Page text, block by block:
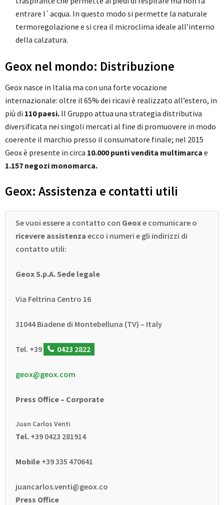
entrare l`acqua. In questo modo si permette la naturale
termoregolazione e si crea il microclima ideale all’interno
della calzatura.
Geox nel mondo: Distribuzione
Geox nasce in Italia ma con una forte vocazione
internazionale: oltre il 65% dei ricavi è realizzato all’estero, in
più di 110 paesi. Il Gruppo attua una strategia distributiva
diversificata nei singoli mercati al fine di promuovere in modo
coerente il marchio presso il consumatore finale; nel 2015
Geox è presente in circa 10.000 punti vendita multimarca e
1.157 negozi monomarca.
Geox: Assistenza e contatti utili
Se vuoi essere a contatto con Geoxe comunicare o
ricevere assistenza ecco i numeri e gli indirizzi di
contatto utili:
Geox S.p.A. Sede legale
Via Feltrina Centro 16
31044 Biadene di Montebelluna (TV) – Italy
Tel. +39 0423 2822
geox@geox.com
Press Office – Corporate
Juan Carlos Venti
Tel. +39 0423 281914
Mobile +39 335 470641
juancarlos.venti@geox.co
Press Office